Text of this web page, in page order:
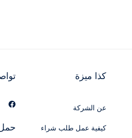
كذا ميزة
عن الشركة
كيفية عمل طلب شراء